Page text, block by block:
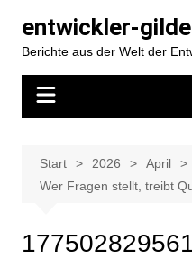
Inhalt
springen
entwickler-
Berichte aus der Welt der
Start 2026 April
Wer Fragen stellt, treibt